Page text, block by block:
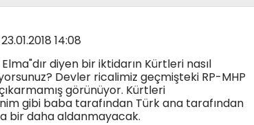
14:08
Elma"dır diyen bir iktidarın Kürtleri nasıl
Devler ricalimiz geçmişteki RP-MHP
görünüyor. Kürtleri
gibi baba tarafından Türk ana tarafından
bir daha aldanmayacak.